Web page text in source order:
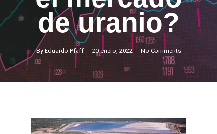
de uranio?
By Eduardo Pfaff 20 enero, 2022 No Comments